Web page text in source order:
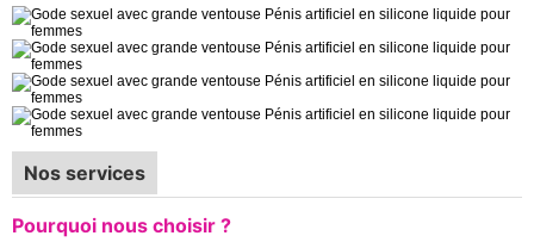
Nos services
Pourquoi nous choisir ?